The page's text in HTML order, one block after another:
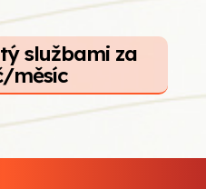
službami za
měsíc